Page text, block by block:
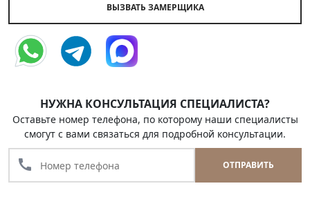
ВЫЗВАТЬ ЗАМЕРЩИКА
НУЖНА КОНСУЛЬТАЦИЯ СПЕЦИАЛИСТА?
Оставьте номер телефона, по которому наши специалисты
смогут с вами связаться для подробной консультации.
call ОТПРАВИТЬ